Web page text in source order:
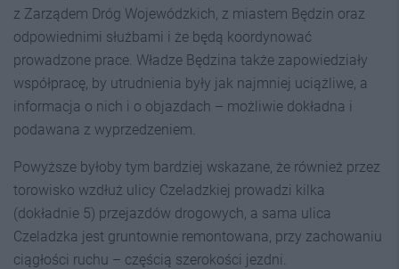
z Zarządem Dróg Wojewódzkich, z miastem Będzin oraz
odpowiednimi służbami i że będą koordynować
prowadzone prace. Władze Będzina także zapowiedziały
współpracę, by utrudnienia były jak najmniej uciążliwe, a
informacja o nich i o objazdach – możliwie dokładna i
podawana z wyprzedzeniem.
Powyższe byłoby tym bardziej wskazane, że również przez
torowisko wzdłuż ulicy Czeladzkiej prowadzi kilka
(dokładnie 5) przejazdów drogowych, a sama ulica
Czeladzka jest gruntownie remontowana, przy zachowaniu
ciągłości ruchu – częścią szerokości jezdni.